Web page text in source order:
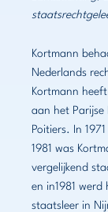
Kortmann
Nederlands
Kortmann
aan het
Poitiers. In
1981 was
vergelijkend
en in1981
staatsleer in